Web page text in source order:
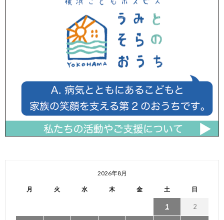
2026年8月
月 火 水 木 金 土 日
1 2